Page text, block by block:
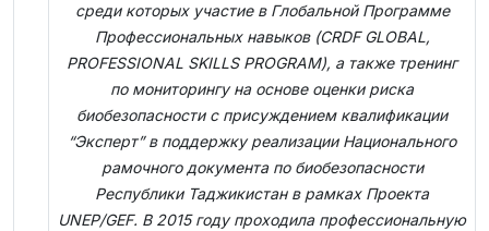
среди которых участие в Глобальной Программе
Профессиональных навыков (CRDF GLOBAL,
PROFESSIONAL SKILLS PROGRAM), а также тренинг
по мониторингу на основе оценки риска
биобезопасности с присуждением квалификации
“Эксперт” в поддержку реализации Национального
рамочного документа по биобезопасности
Республики Таджикистан в рамках Проекта
UNEP/GEF. В 2015 году проходила профессиональную